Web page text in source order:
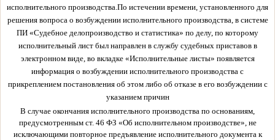
исполнительного производства.По истечении времени, установленного для
решения вопроса о возбуждении исполнительного производства, в системе
ПИ «Судебное делопроизводство и статистика» по делу, по которому
исполнительный лист был направлен в службу судебных приставов в
электронном виде, во вкладке «Исполнительные листы» появляется
информация о возбуждении исполнительного производства с
прикреплением постановления об этом либо об отказе в его возбуждении с
указанием причин
В случае окончания исполнительного производства по основаниям,
предусмотренным ст. 46 ФЗ «Об исполнительном производстве», не
исключающими повторное предъявление исполнительного документа к